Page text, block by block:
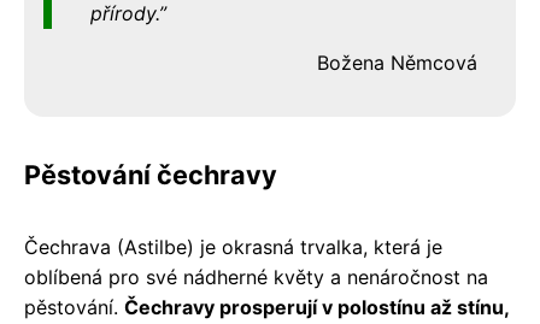
přírody.
Božena Němcová
Pěstování čechravy
Čechrava (Astilbe) je okrasná trvalka, která je
oblíbená pro své nádherné květy a nenáročnost na
pěstování. Čechravy prosperují v polostínu až stínu,